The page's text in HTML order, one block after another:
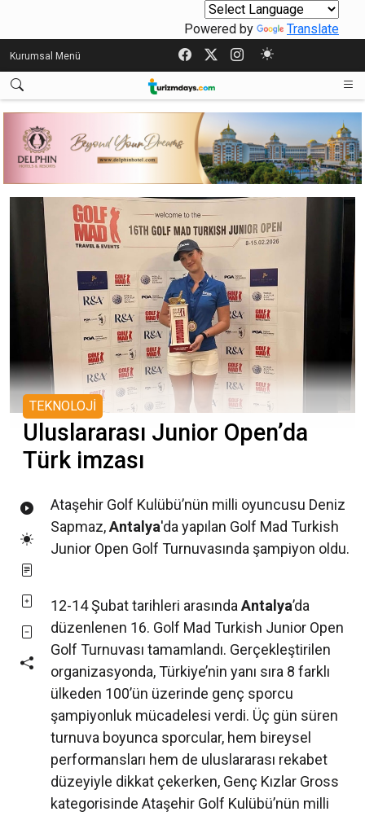
Powered by Translate
Kurumsal Menü
TEKNOLOJİ
Uluslararası Junior Open’da
Türk imzası
Ataşehir Golf Kulübü’nün milli oyuncusu Deniz
Sapmaz,Antalya'da yapılan Golf Mad Turkish
Junior Open Golf Turnuvasında şampiyon oldu.
12-14 Şubat tarihleri arasındaAntalya’da
düzenlenen 16. Golf Mad Turkish Junior Open
Golf Turnuvası tamamlandı. Gerçekleştirilen
organizasyonda, Türkiye’nin yanı sıra 8 farklı
ülkeden 100’ün üzerinde genç sporcu
şampiyonluk mücadelesi verdi. Üç gün süren
turnuva boyunca sporcular, hem bireysel
performansları hem de uluslararası rekabet
düzeyiyle dikkat çekerken, Genç Kızlar Gross
kategorisinde Ataşehir Golf Kulübü’nün milli